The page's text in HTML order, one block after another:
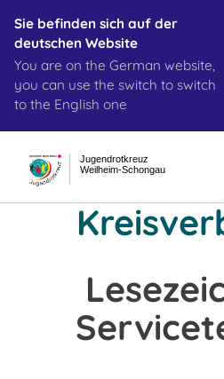
Sie befinden sich auf der
deutschen Website
You are on the German website,
you can use the switch to switch
to the English one
Weilheim-Schongau
Jugendrotkreuz